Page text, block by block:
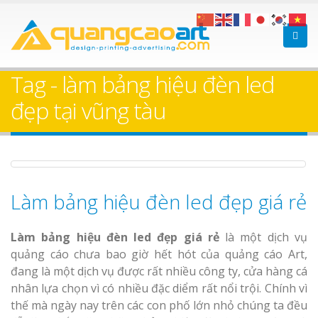
Tag - làm bảng hiệu đèn led
đẹp tại vũng tàu
Làm bảng hiệu đèn led đẹp giá rẻ
Làm bảng hiệu đèn led đẹp giá rẻlà một dịch vụ
quảng cáo chưa bao giờ hết hót của quảng cáo Art,
đang là một dịch vụ được rất nhiều công ty, cửa hàng cá
nhân lựa chọn vì có nhiều đặc diểm rất nổi trội. Chính vì
thế mà ngày nay trên các con phố lớn nhỏ chúng ta đều
Làm bảng hiệu gỗ tại
Bảng gỗ treo cửa
Làm Biển
Thuận An
Thi công
cáo Thuận
Dương